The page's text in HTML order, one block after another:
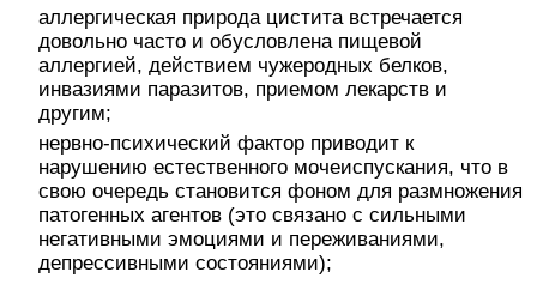
аллергическая природа цистита встречается
довольно часто и обусловлена пищевой
аллергией, действием чужеродных белков,
инвазиями паразитов, приемом лекарств и
другим;
нервно-психический фактор приводит к
нарушению естественного мочеиспускания, что в
свою очередь становится фоном для размножения
патогенных агентов (это связано с сильными
негативными эмоциями и переживаниями,
депрессивными состояниями);